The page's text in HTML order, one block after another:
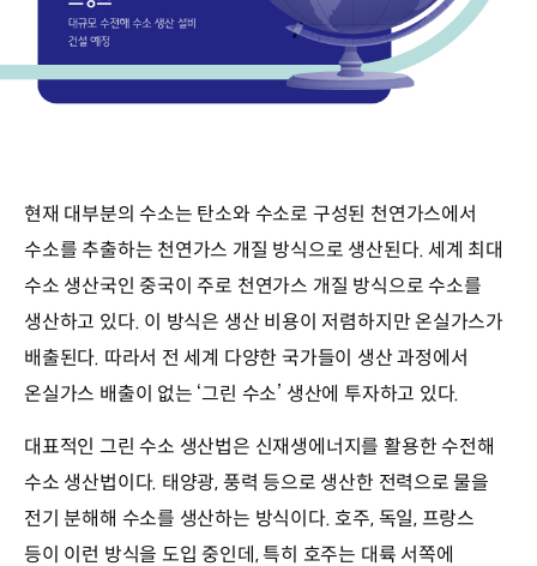
현재 대부분의 수소는 탄소와 수소로 구성된 천연가스에서
수소를 추출하는 천연가스 개질 방식으로 생산된다. 세계 최대
수소 생산국인 중국이 주로 천연가스 개질 방식으로 수소를
생산하고 있다. 이 방식은 생산 비용이 저렴하지만 온실가스가
배출된다. 따라서 전 세계 다양한 국가들이 생산 과정에서
온실가스 배출이 없는 ‘그린 수소’ 생산에 투자하고 있다.
대표적인 그린 수소 생산법은 신재생에너지를 활용한 수전해
수소 생산법이다. 태양광, 풍력 등으로 생산한 전력으로 물을
전기 분해해 수소를 생산하는 방식이다. 호주, 독일, 프랑스
등이 이런 방식을 도입 중인데, 특히 호주는 대륙 서쪽에